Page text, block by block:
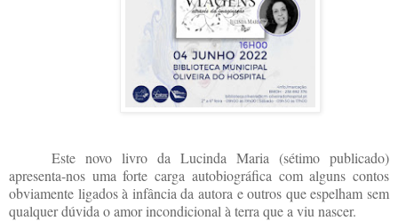
Este novo livro da Lucinda Maria (sétimo publicado)
apresenta-nos uma forte carga autobiográfica com alguns contos
obviamente ligados à infância da autora e outros que espelham sem
qualquer dúvida o amor incondicional à terra que a viu nascer.